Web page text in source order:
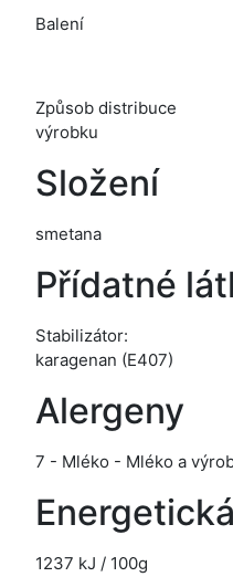
Balení
Způsob distribuce
výrobku
Složení
smetana
Přídatné
Stabilizátor:
karagenan (E407)
Alergeny
7 - Mléko - Mléko a
1237 kJ / 100g